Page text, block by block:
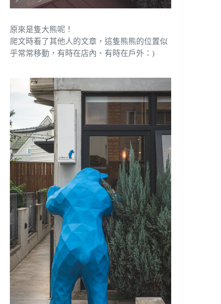
原來是隻大熊呢！
爬文時看了其他人的文章，這隻熊熊的位置似
乎常常移動，有時在店內、有時在戶外：)